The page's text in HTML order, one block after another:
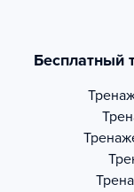
Бесплатный